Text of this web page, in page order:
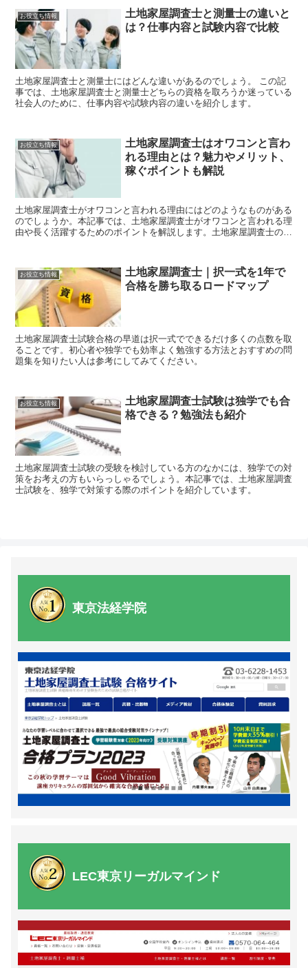
お役立ち情報
土地家屋調査士と測量士の違いと
は？仕事内容と試験内容で比較
土地家屋調査士と測量士にはどんな違いがあるのでしょう。 この記
事では、土地家屋調査士と測量士どちらの資格を取ろうか迷っている
社会人のために、仕事内容や試験内容の違いを紹介します。
お役立ち情報
土地家屋調査士はオワコンと言わ
れる理由とは？魅力やメリット、
稼ぐポイントも解説
土地家屋調査士がオワコンと言われる理由にはどのようなものがある
のでしょうか。本記事では、土地家屋調査士がオワコンと言われる理
由や長く活躍するためのポイントを解説します。土地家屋調査士のメ
お役立ち情報
土地家屋調査士｜択一式を1年で
合格を勝ち取るロードマップ
土地家屋調査士試験合格の早道は択一式でできるだけ多くの点数を取
ることです。初心者や独学でも効率よく勉強する方法とおすすめの問
題集を知りたい人は参考にしてみてください。
お役立ち情報
土地家屋調査士試験は独学でも合
格できる？勉強法も紹介
土地家屋調査士試験の受験を検討している方のなかには、独学での対
策をお考えの方もいらっしゃるでしょう。本記事では、土地家屋調査
士試験を、独学で対策する際のポイントを紹介しています。
東京法経学院
LEC東京リーガルマインド